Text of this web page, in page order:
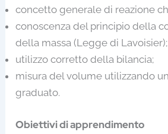
concetto generale di reazione
conoscenza del principio della
della massa (Legge di Lavoisier);
utilizzo corretto della bilancia;
misura del volume utilizzando
graduato.
Obiettivi di apprendimento